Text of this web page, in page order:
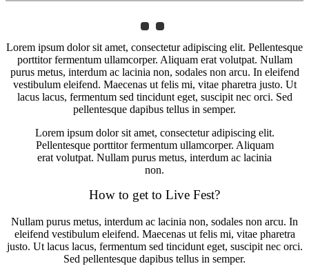
Lorem ipsum dolor sit amet, consectetur adipiscing elit. Pellentesque
porttitor fermentum ullamcorper. Aliquam erat volutpat. Nullam
purus metus, interdum ac lacinia non, sodales non arcu. In eleifend
vestibulum eleifend. Maecenas ut felis mi, vitae pharetra justo. Ut
lacus lacus, fermentum sed tincidunt eget, suscipit nec orci. Sed
pellentesque dapibus tellus in semper.
Lorem ipsum dolor sit amet, consectetur adipiscing elit.
Pellentesque porttitor fermentum ullamcorper. Aliquam
erat volutpat. Nullam purus metus, interdum ac lacinia
non.
How to get to Live Fest?
Nullam purus metus, interdum ac lacinia non, sodales non arcu. In
eleifend vestibulum eleifend. Maecenas ut felis mi, vitae pharetra
justo. Ut lacus lacus, fermentum sed tincidunt eget, suscipit nec orci.
Sed pellentesque dapibus tellus in semper.